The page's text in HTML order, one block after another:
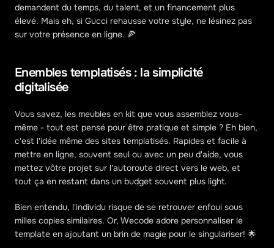
demandent du temps, du talent, et un financement plus
élevé. Mais eh, si Gucci rehausse votre style, ne lésinez pas
sur votre présence en ligne. 🍕
Enembles templatisés : la simplicité
digitalisée
Vous savez, les meubles en kit que vous assemblez vous-
même - tout est pensé pour être pratique et simple ? Eh bien,
c'est l'idée même des sites templatisés. Rapides et facile à
mettre en ligne, souvent seul ou avec un peu d'aide, vous
mettez vôtre projet sur l'autoroute direct vers le web, et
tout ça en restant dans un budget souvent plus light.
Bien entendu, l'individu risque de se retrouver enfoui sous
milles copies similaires. Or, Wecode adore personnaliser le
template en ajoutant un brin de magie pour le singulariser! 🌟